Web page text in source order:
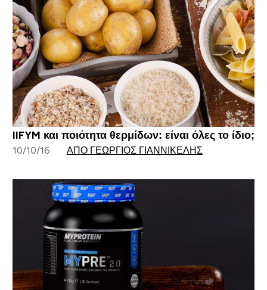
IIFYM και ποιότητα θερμίδων: είναι όλες το ίδιο;
10/10/16 ΑΠΌ ΓΕΏΡΓΙΟΣ ΓΙΑΝΝΙΚΈΛΗΣ